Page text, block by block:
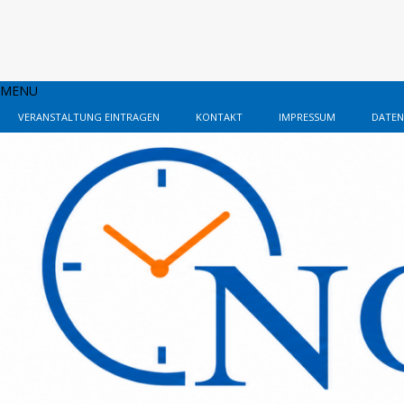
MENU
VERANSTALTUNG EINTRAGEN KONTAKT IMPRESSUM